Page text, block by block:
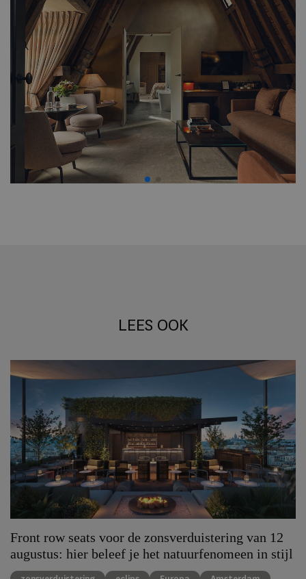
LEES OOK
Front row seats voor de zonsverduistering van 12
augustus: hier beleef je het natuurfenomeen in stijl